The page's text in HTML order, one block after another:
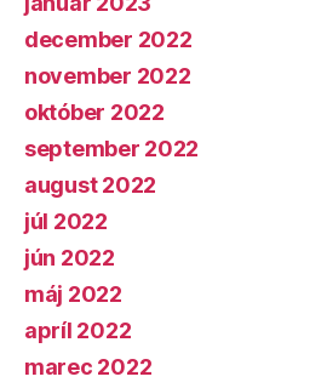
december 2022
november 2022
október 2022
september 2022
august 2022
júl 2022
jún 2022
máj 2022
apríl 2022
marec 2022